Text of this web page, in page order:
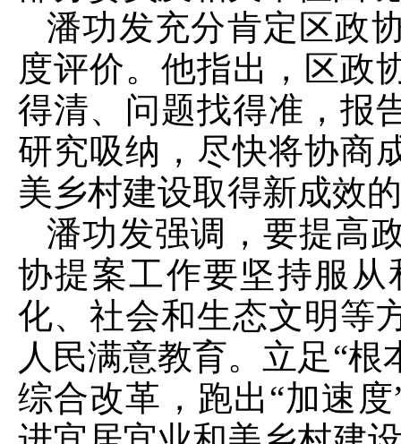
潘功发充分肯定区政
度评价。他指出，区政
得清、问题找得准，报
研究吸纳，尽快将协商
美乡村建设取得新成效
潘功发强调，要提高
协提案工作要坚持服
化、社会和生态文明等
人民满意教育。立足“
综合改革，跑出“加速